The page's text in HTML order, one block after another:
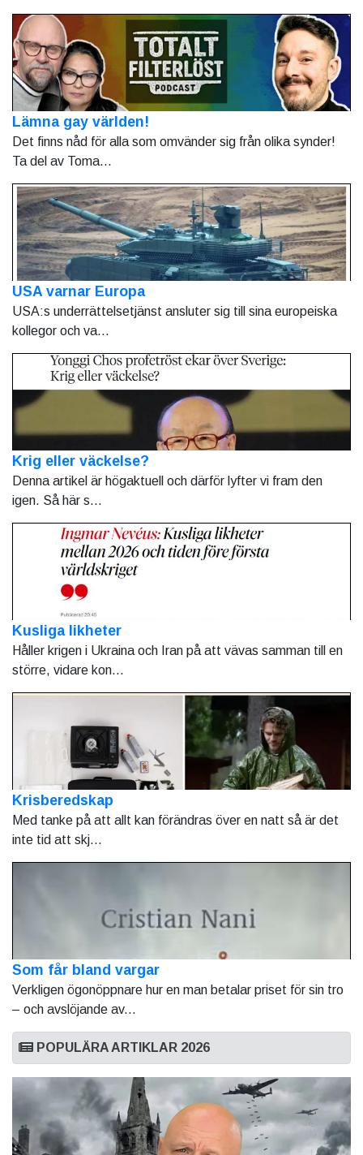
Lämna gay världen!
Det finns nåd för alla som omvänder sig från olika synder!
Ta del av Toma...
USA varnar Europa
USA:s underrättelsetjänst ansluter sig till sina europeiska
kollegor och va...
Krig eller väckelse?
Denna artikel är högaktuell och därför lyfter vi fram den
igen. Så här s...
Kusliga likheter
Håller krigen i Ukraina och Iran på att vävas samman till en
större, vidare kon...
Krisberedskap
Med tanke på att allt kan förändras över en natt så är det
inte tid att skj...
Som får bland vargar
Verkligen ögonöppnare hur en man betalar priset för sin tro
– och avslöjande av...
POPULÄRA ARTIKLAR 2026